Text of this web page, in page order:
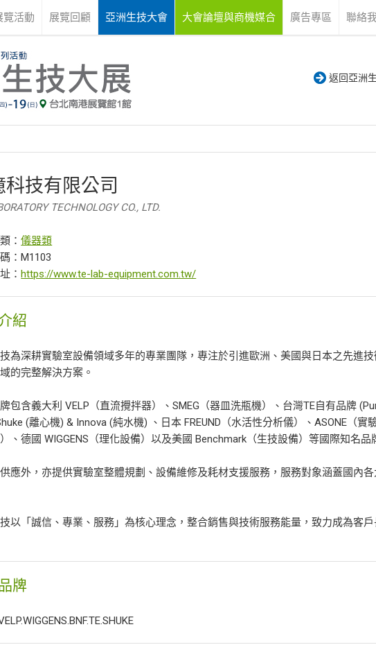
覽活動 展覽回顧 亞洲生技大會 大會論壇與商機媒合 廣告專區 聯絡
返回亞洲
科技有限公司
TECHNOLOGY CO., LTD.
：儀器類
：M1103
：https://www.te-lab-equipment.com.tw/
紹
為深耕實驗室設備領域多年的專業團隊，專注於引進歐洲、美國與日本之先進
的完整解決方案。
包含義大利 VELP（直流攪拌器）、SMEG（器皿洗瓶機）、台灣TE自有品牌
(離心機) & Innova (純水機) 、日本 FREUND（水活性分析儀）、ASONE（實
、德國 WIGGENS（理化設備）以及美國 Benchmark（生技設備）等國際知名品
應外，亦提供實驗室整體規劃、設備維修及耗材支援服務，服務對象涵蓋國內
以「誠信、專業、服務」為核心理念，整合銷售與技術服務能量，致力成為客
牌